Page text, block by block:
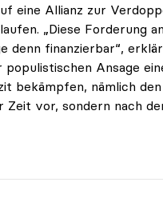
eine Allianz zur
„Diese Forderung
denn finanzierbar“,
Ansage
bekämpfen, nämlich
vor, sondern nach